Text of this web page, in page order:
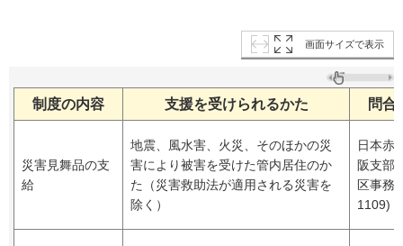
画面サイズで表示
制度の内容 支援を受けられるかた 問合
災害見舞品の支
給
地震、風水害、火災、そのほかの災
害により被害を受けた管内居住のか
た（災害救助法が適用される災害を
除く）
日本赤
阪支部
区事務
1109)